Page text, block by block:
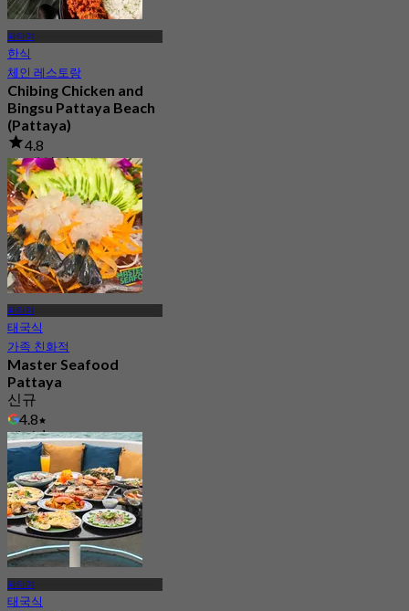
파타야
한식
체인 레스토랑
Chibing Chicken and
Bingsu Pattaya Beach
(Pattaya)
4.8
27 예약됨
에서฿ 295
파타야
태국식
가족 친화적
Master Seafood
Pattaya
신규
4.8
에서฿ 812.5
파타야
태국식